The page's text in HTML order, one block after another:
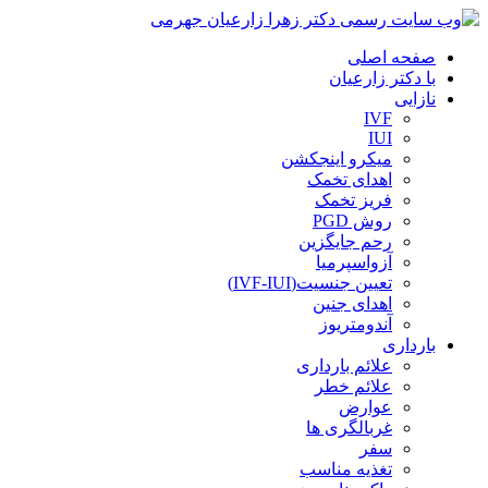
صفحه اصلی
با دکتر زارعیان
نازایی
IVF
IUI
میکرو اینجکشن
اهدای تخمک
فریز تخمک
روش PGD
رحم جایگزین
آزواسپرمیا
تعیین جنسیت(IVF-IUI)
اهدای جنین
آندومتریوز
بارداری
علائم بارداری
علائم خطر
عوارض
غربالگری ها
سفر
تغذیه مناسب